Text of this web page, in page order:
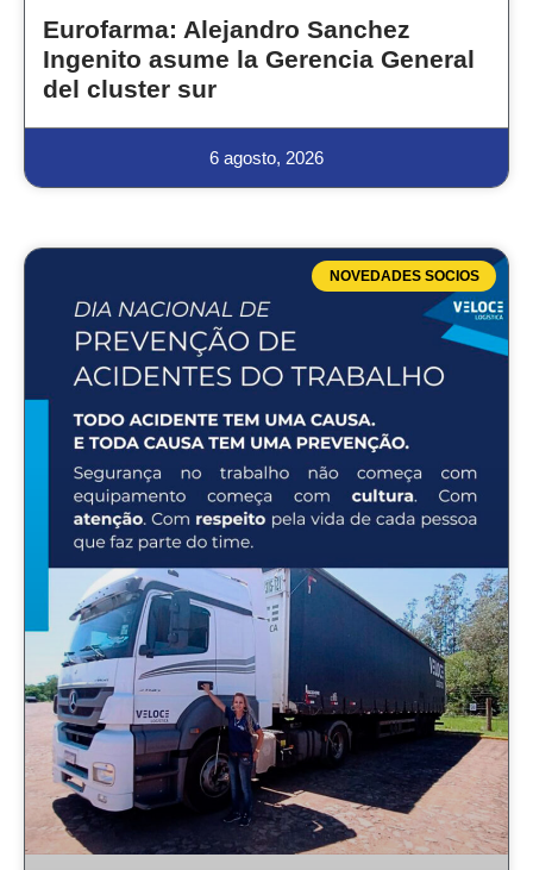
Eurofarma: Alejandro Sanchez
Ingenito asume la Gerencia General
del cluster sur
6 agosto, 2026
NOVEDADES SOCIOS